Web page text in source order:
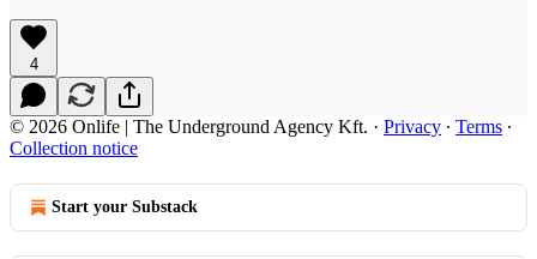
4
© 2026 Onlife | The Underground Agency Kft. · Privacy ∙ Terms ∙
Collection notice
Start your Substack